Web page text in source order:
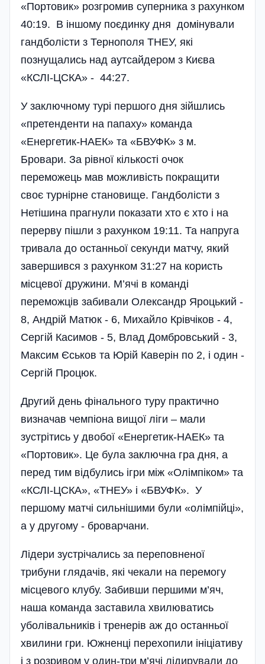
«Портовик» розгромив суперника з рахунком
40:19. В іншому поєдинку дня домінували
гандболісти з Тернополя ТНЕУ, які
познущались над аутсайдером з Києва
«КСЛІ-ЦСКА» - 44:27.
У заключному турі першого дня зійшлись
«претенденти на папаху» команда
«Енергетик-НАЕК» та «БВУФК» з м.
Бровари. За рівної кількості очок
переможець мав можливість покращити
своє турнірне становище. Гандболісти з
Нетішина прагнули показати хто є хто і на
перерву пішли з рахунком 19:11. Та напруга
тривала до останньої секунди матчу, який
завершився з рахунком 31:27 на користь
місцевої дружини. М’ячі в команді
переможців забивали Олександр Яроцький -
8, Андрій Матюк - 6, Михайло Крівчіков - 4,
Сергій Касимов - 5, Влад Домбровський - 3,
Максим Єськов та Юрій Каверін по 2, і один -
Сергій Процюк.
Другий день фінального туру практично
визначав чемпіона ви­щої ліги – мали
зустрітись у двобої «Енергетик-НАЕК» та
«Портовик». Це була заключна гра дня, а
перед тим відбулись ігри між «Олімпіком» та
«КСЛІ-ЦСКА», «ТНЕУ» і «БВУФК». У
першому матчі сильні­шими були «олімпійці»,
а у другому - броварчани.
Лідери зустрічались за переповненої
трибуни глядачів, які чекали на перемогу
місцевого клубу. Забивши першими м’яч,
наша команда заставила хвилюватись
уболівальників і тренерів аж до останньої
хвилини гри. Южненці перехопили ініціативу
і з розривом у один-три м’ячі лідирували до